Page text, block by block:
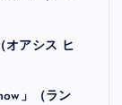
オアシス ヒ
」（ラン